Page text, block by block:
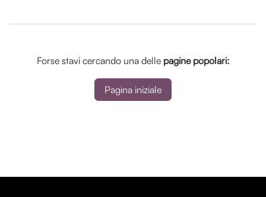
Forse stavi cercando una delle pagine popolari:
Pagina iniziale